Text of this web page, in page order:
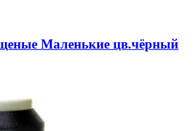
Маленькие цв.чёрный